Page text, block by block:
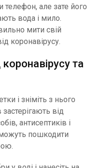
але зате його
вода і мило.
мити свій
коронавірусу.
та
і зніміть з нього
від
антисептиків і
пошкодити